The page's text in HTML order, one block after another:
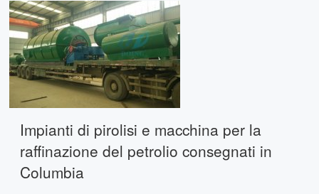
per la distillazione degli oli usati. Quando
visitano il nostro sito completamente continuo
Impianti di pirolisi e macchina per la
raffinazione del petrolio consegnati in
Columbia